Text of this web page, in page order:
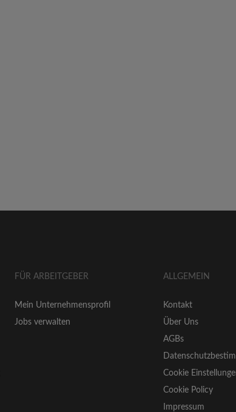
FÜR ARBEITGEBER
Mein Unternehmensprofil
Jobs verwalten
ALLGEMEIN
Kontakt
Über Uns
AGBs
Cookie
Cookie Policy
Impressum